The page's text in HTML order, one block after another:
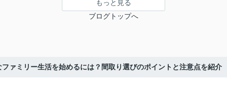
もっと見る
ブログトップへ
ァミリー生活を始めるには？間取り選びのポイントと注意点を紹介